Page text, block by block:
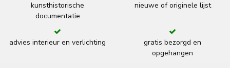
kunsthistorische
documentatie
nieuwe of originele lijst
advies interieur en verlichting
gratis bezorgd en
opgehangen